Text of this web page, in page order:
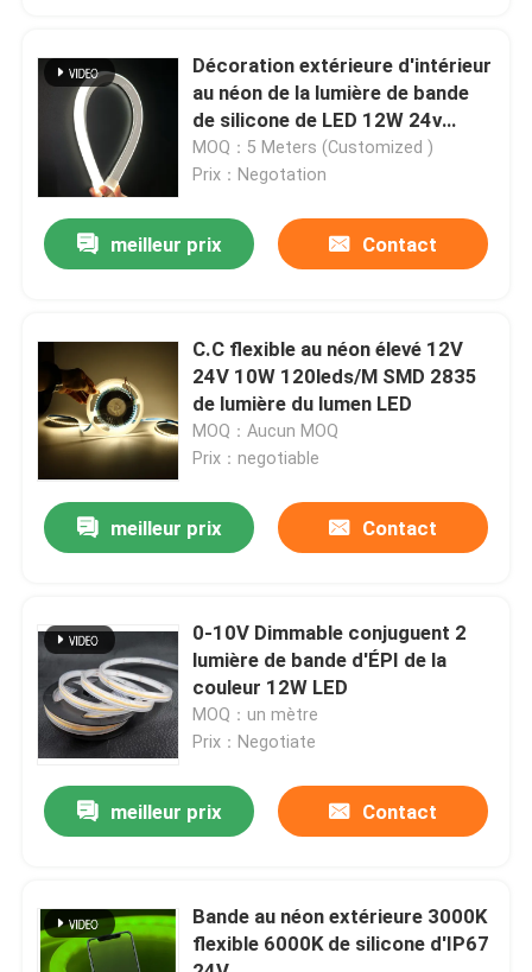
Produits
Vidéos
A propos de nous
Contrôle de la qualité
Contact
nouvelles
Lumière de bande au néon de LED
Décoration extérieure d'intérieur
au néon de la lumière de bande
de silicone de LED 12W 24v
3000K 4000K
MOQ：5 Meters (Customized )
Prix：Negotation
meilleur prix Contact
C.C flexible au néon élevé 12V
24V 10W 120leds/M SMD 2835
de lumière du lumen LED
MOQ：Aucun MOQ
Prix：negotiable
meilleur prix Contact
0-10V Dimmable conjuguent 2
lumière de bande d'ÉPI de la
couleur 12W LED
MOQ：un mètre
Prix：Negotiate
meilleur prix Contact
Bande au néon extérieure 3000K
flexible 6000K de silicone d'IP67